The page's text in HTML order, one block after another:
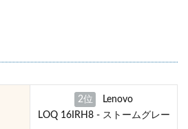
2位
Lenovo
LOQ 16IRH8 - ストームグレー